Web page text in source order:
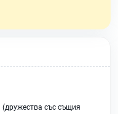
(дружества със същия